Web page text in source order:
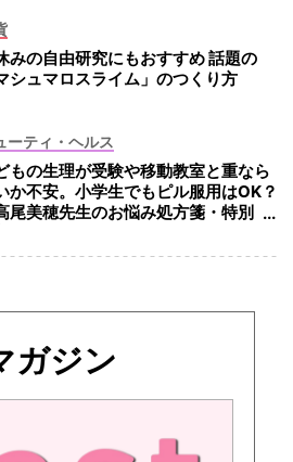
みの自由研究にもおすすめ 話題の
シュマロスライム」のつくり方
ーティ・ヘルス
もの生理が受験や移動教室と重なら
か不安。小学生でもピル服用はOK？
尾美穂先生のお悩み処方箋・特別
ガジン